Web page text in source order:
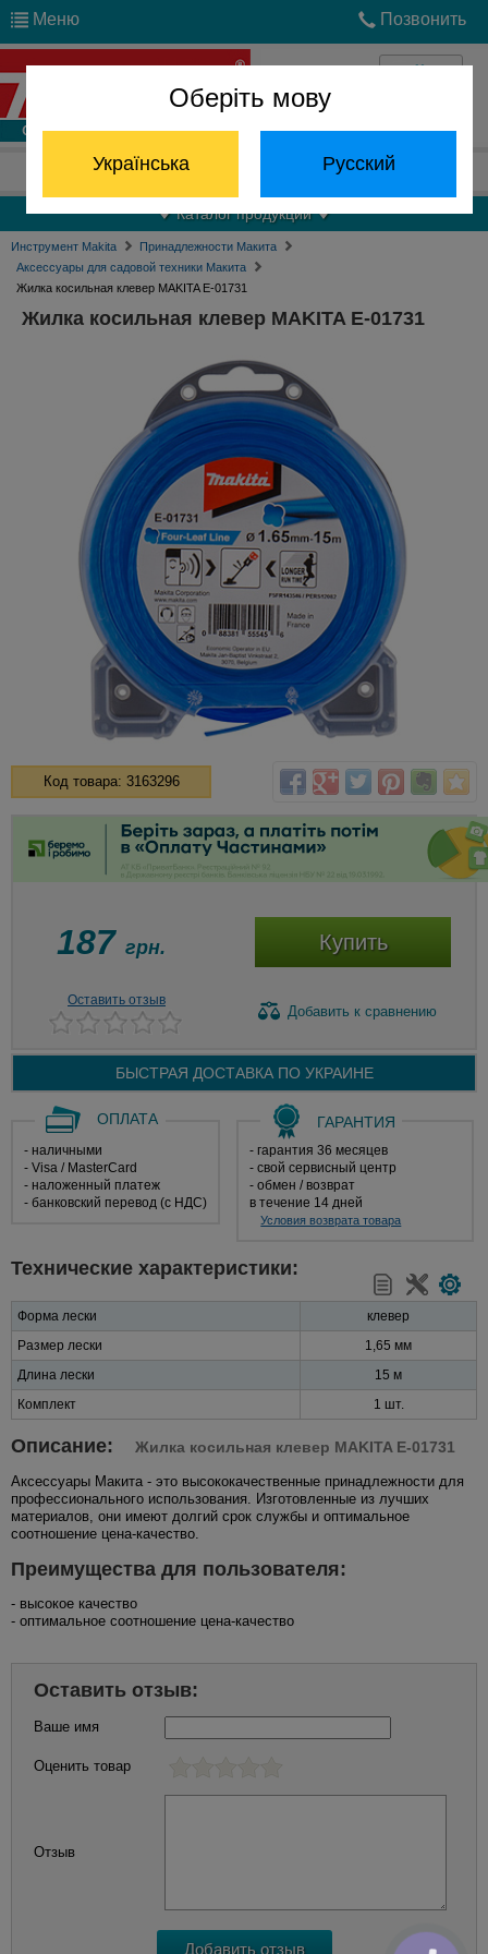
Оберіть мову
Українська Русский
Меню Позвонить
Войти
Отдел запчастей: (068) 824-24-24
Каталог продукции
Инструмент Makita
Принадлежности Макита
Аксессуары для садовой техники Макита
Жилка косильная клевер MAKITA E-01731
Жилка косильная клевер MAKITA E-01731
Код товара: 3163296
187 грн. Купить
Оставить отзыв
Добавить к сравнению
БЫСТРАЯ ДОСТАВКА ПО УКРАИНЕ
ОПЛАТА
- наличными
- Visa / MasterCard
- наложенный платеж
- банковский перевод (с НДС)
ГАРАНТИЯ
- гарантия 36 месяцев
- свой сервисный центр
- обмен / возврат
в течение 14 дней
Условия возврата товара
Технические характеристики:
Форма лески
клевер
Размер лески
1,65 мм
Длина лески
15 м
Комплект
1 шт.
Описание: Жилка косильная клевер MAKITA E-01731
Аксессуары Макита - это высококачественные принадлежности для
профессионального использования. Изготовленные из лучших
материалов, они имеют долгий срок службы и оптимальное
соотношение цена-качество.
Преимущества для пользователя:
- высокое качество
- оптимальное соотношение цена-качество
Оставить отзыв:
Ваше имя
Оценить товар
Отзыв